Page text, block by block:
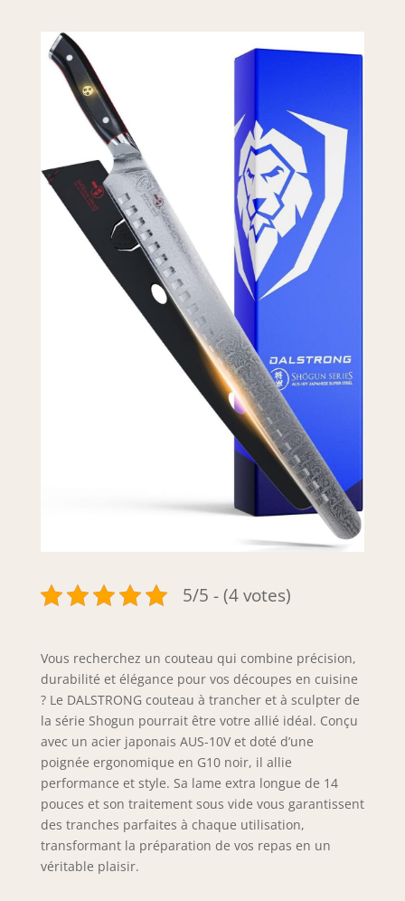
5/5 - (4 votes)
Vous recherchez un couteau qui combine précision,
durabilité et élégance pour vos découpes en cuisine
? Le DALSTRONG couteau à trancher et à sculpter de
la série Shogun pourrait être votre allié idéal. Conçu
avec un acier japonais AUS-10V et doté d’une
poignée ergonomique en G10 noir, il allie
performance et style. Sa lame extra longue de 14
pouces et son traitement sous vide vous garantissent
des tranches parfaites à chaque utilisation,
transformant la préparation de vos repas en un
véritable plaisir.